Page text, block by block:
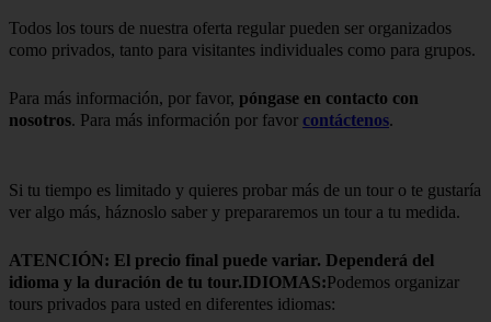
Todos los tours de nuestra oferta regular pueden ser organizados
como privados, tanto para visitantes individuales como para grupos.
Para más información, por favor, póngase en contacto con
nosotros. Para más información por favor contáctenos.
Si tu tiempo es limitado y quieres probar más de un tour o te gustaría
ver algo más, háznoslo saber y prepararemos un tour a tu medida.
ATENCIÓN: El precio final puede variar. Dependerá del
idioma y la duración de tu tour.IDIOMAS:Podemos organizar
tours privados para usted en diferentes idiomas: